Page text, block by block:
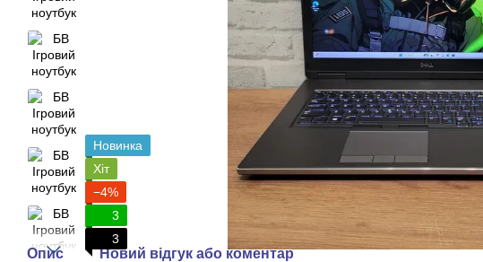
Новинка
Хіт
−4%
3
3
Опис Новий відгук або коментар